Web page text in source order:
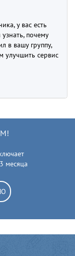
у вас есть
почему
в вашу группу,
улучшить сервис
месяца